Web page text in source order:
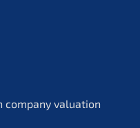
compa­ny valua­ti­on